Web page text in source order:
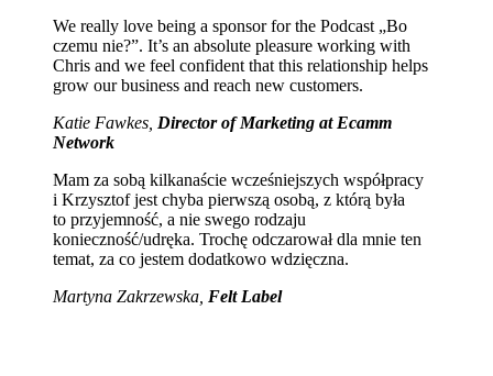
We really love being a sponsor for the Podcast „Bo
czemu nie?”. It’s an absolute pleasure working with
Chris and we feel confident that this relationship helps
grow our business and reach new customers.
Katie Fawkes, Director of Marketing at Ecamm
Network
Mam za sobą kilkanaście wcześniejszych współpracy
i Krzysztof jest chyba pierwszą osobą, z którą była
to przyjemność, a nie swego rodzaju
konieczność/udręka. Trochę odczarował dla mnie ten
temat, za co jestem dodatkowo wdzięczna.
Martyna Zakrzewska, Felt Label